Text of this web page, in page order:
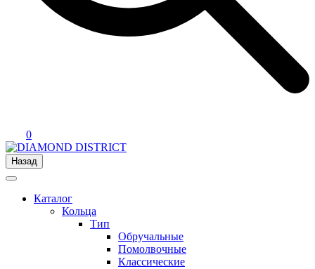
0
Назад
Каталог
Кольца
Тип
Обручальные
Помолвочные
Классические